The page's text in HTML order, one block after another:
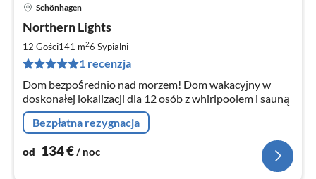
Schönhagen
Northern Lights
12 Gości141 m26 Sypialni
1 recenzja
Dom bezpośrednio nad morzem! Dom wakacyjny w
doskonałej lokalizacji dla 12 osób z whirlpoolem i sauną
Bezpłatna rezygnacja
od 134€/ noc